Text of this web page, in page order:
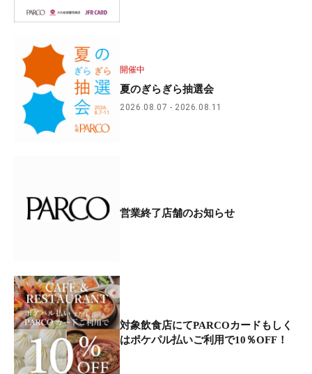
開催中
夏のぎらぎら抽選会
2026.08.07 2026.08.11
営業終了店舗のお知らせ
対象飲食店にてPARCOカードもしく
はポケパル払いご利用で10％OFF！